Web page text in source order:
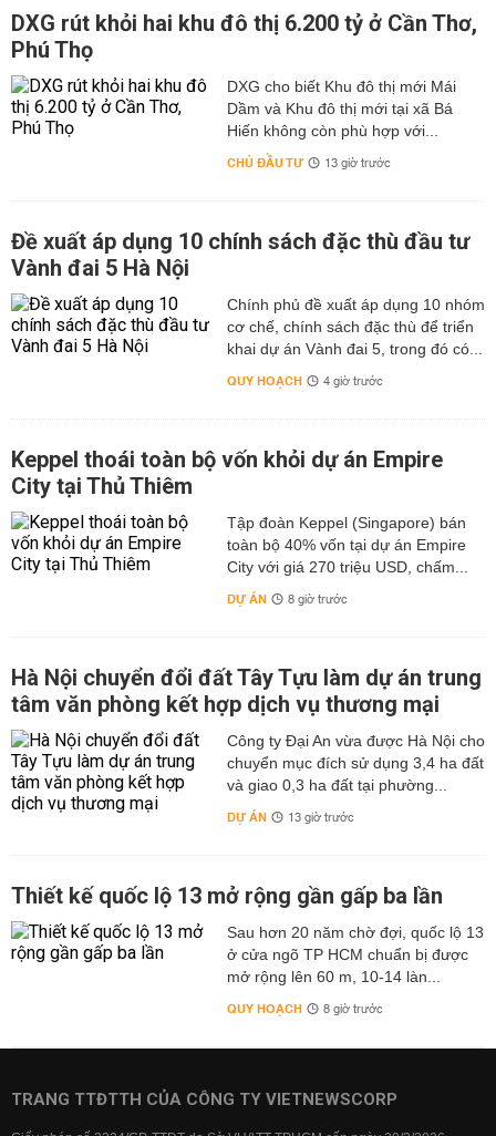
DXG rút khỏi hai khu đô thị 6.200 tỷ ở Cần Thơ,
Phú Thọ
DXG cho biết Khu đô thị mới Mái
Dầm và Khu đô thị mới tại xã Bá
Hiến không còn phù hợp với...
CHỦ ĐẦU TƯ 13 giờ trước
Đề xuất áp dụng 10 chính sách đặc thù đầu tư
Vành đai 5 Hà Nội
Chính phủ đề xuất áp dụng 10 nhóm
cơ chế, chính sách đặc thù để triển
khai dự án Vành đai 5, trong đó có...
QUY HOẠCH 4 giờ trước
Keppel thoái toàn bộ vốn khỏi dự án Empire
City tại Thủ Thiêm
Tập đoàn Keppel (Singapore) bán
toàn bộ 40% vốn tại dự án Empire
City với giá 270 triệu USD, chấm...
DỰ ÁN 8 giờ trước
Hà Nội chuyển đổi đất Tây Tựu làm dự án trung
tâm văn phòng kết hợp dịch vụ thương mại
Công ty Đại An vừa được Hà Nội cho
chuyển mục đích sử dụng 3,4 ha đất
và giao 0,3 ha đất tại phường...
DỰ ÁN 13 giờ trước
Thiết kế quốc lộ 13 mở rộng gần gấp ba lần
Sau hơn 20 năm chờ đợi, quốc lộ 13
ở cửa ngõ TP HCM chuẩn bị được
mở rộng lên 60 m, 10-14 làn...
QUY HOẠCH 8 giờ trước
TRANG TTĐTTH CỦA CÔNG TY VIETNEWSCORP